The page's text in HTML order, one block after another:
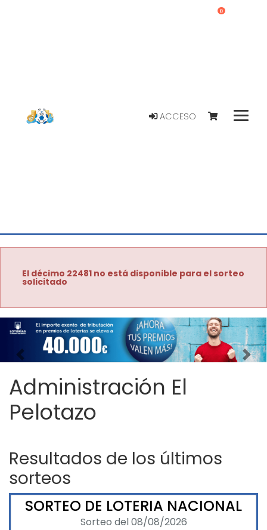
ACCESO
0
El décimo 22481 no está disponible para el sorteo
solicitado
Imagen anterior
Administración El
Pelotazo
Resultados de los últimos
sorteos
SORTEO DE LOTERIA NACIONAL
Sorteo del 08/08/2026